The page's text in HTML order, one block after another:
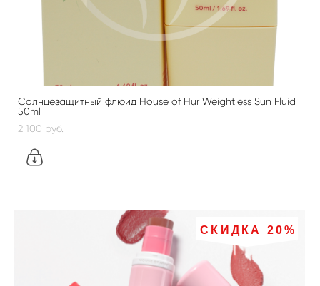
Солнцезащитный флюид House of Hur Weightless Sun Fluid
50ml
2 100 pуб.
СКИДКА 20%